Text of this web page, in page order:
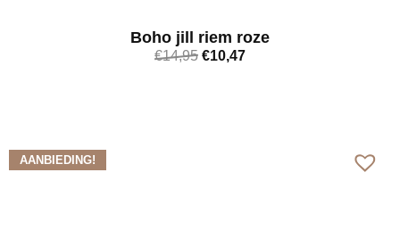
Boho jill riem roze
€14,95 €10,47
AANBIEDING!